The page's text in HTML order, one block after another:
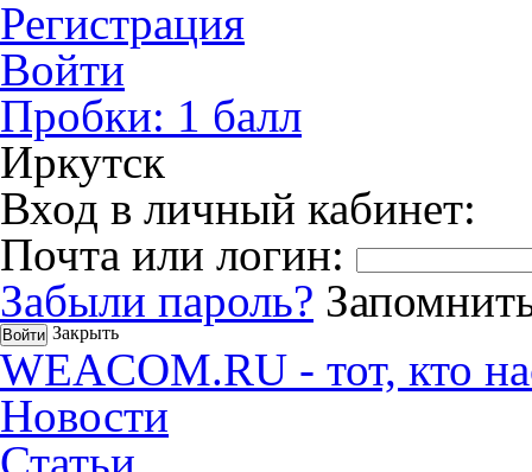
Регистрация
Войти
Пробки: 1 балл
Иркутск
Вход в личный кабинет:
Почта или логин:
Забыли пароль?
Закрыть
WEACOM.RU - тот, кто
Новости